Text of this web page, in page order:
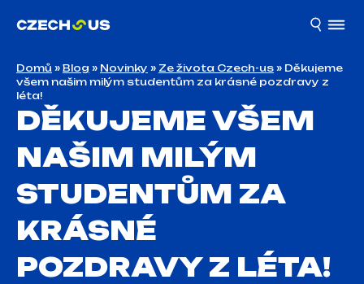
Domů » Blog » Novinky » Ze života Czech-us » Děkujeme
všem našim milým studentům za krásné pozdravy z
léta!
DĚKUJEME VŠEM
NAŠIM MILÝM
STUDENTŮM ZA
KRÁSNÉ
POZDRAVY Z LÉTA!